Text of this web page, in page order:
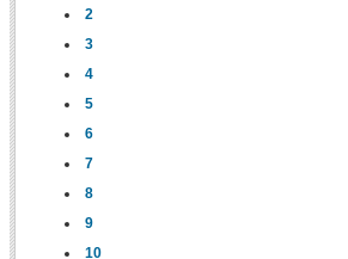
2
3
4
5
6
7
8
9
10